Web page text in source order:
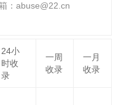
：abuse@22.cn
24小
时收
录
一周
收录
一月
收录